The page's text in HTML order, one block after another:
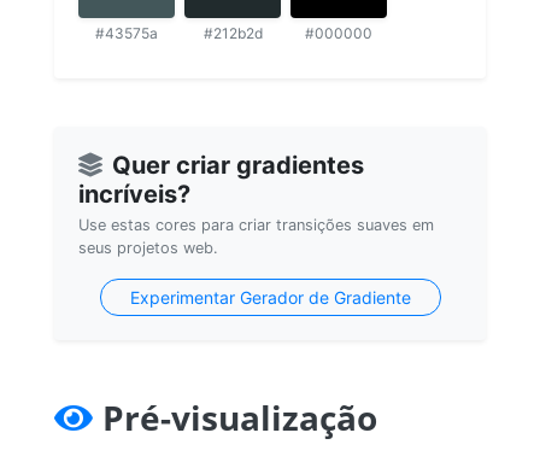
#43575a #212b2d #000000
Quer criar gradientes
incríveis?
Use estas cores para criar transições suaves em
seus projetos web.
Experimentar Gerador de Gradiente
Pré-visualização